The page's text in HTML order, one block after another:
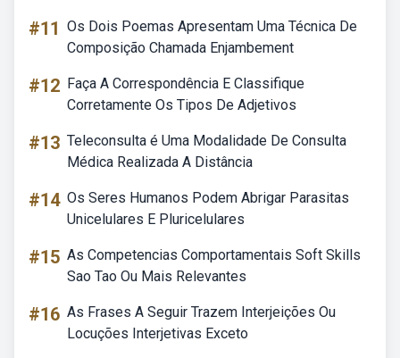
#11 Os Dois Poemas Apresentam Uma Técnica De
Composição Chamada Enjambement
#12 Faça A Correspondência E Classifique
Corretamente Os Tipos De Adjetivos
#13 Teleconsulta é Uma Modalidade De Consulta
Médica Realizada A Distância
#14 Os Seres Humanos Podem Abrigar Parasitas
Unicelulares E Pluricelulares
#15 As Competencias Comportamentais Soft Skills
Sao Tao Ou Mais Relevantes
#16 As Frases A Seguir Trazem Interjeições Ou
Locuções Interjetivas Exceto